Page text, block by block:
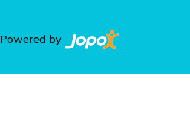
Powered by